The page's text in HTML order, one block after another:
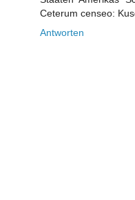
Ceterum censeo:
Antworten